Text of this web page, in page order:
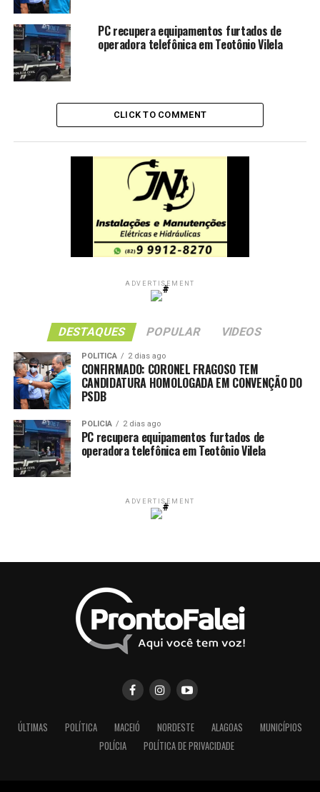
PC recupera equipamentos furtados de
operadora telefônica em Teotônio Vilela
CLICK TO COMMENT
ADVERTISEMENT
DESTAQUES POPULAR VIDEOS
POLITICA 2 dias ago
CONFIRMADO: CORONEL FRAGOSO TEM
CANDIDATURA HOMOLOGADA EM CONVENÇÃO DO
PSDB
POLICIA 2 dias ago
PC recupera equipamentos furtados de
operadora telefônica em Teotônio Vilela
ADVERTISEMENT
ÚLTIMAS POLÍTICA MACEIÓ NORDESTE ALAGOAS
MUNICÍPIOS
POLÍCIA
POLÍTICA DE PRIVACIDADE